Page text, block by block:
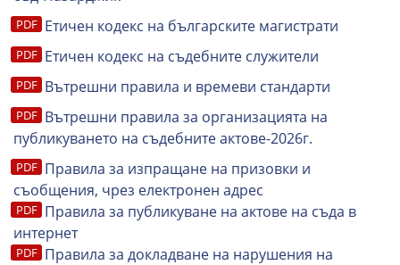
Етичен кодекс на българските магистрати
Етичен кодекс на съдебните служители
Вътрешни правила и времеви стандарти
Вътрешни правила за организацията на
публикуването на съдебните актове-2026г.
Правила за изпращане на призовки и
съобщения, чрез електронен адрес
Правила за публикуване на актове на съда в
интернет
Правила за докладване на нарушения на